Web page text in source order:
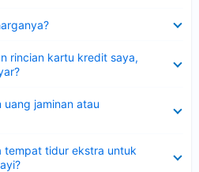
rincian kartu kredit saya,
jaminan atau
tempat tidur ekstra untuk